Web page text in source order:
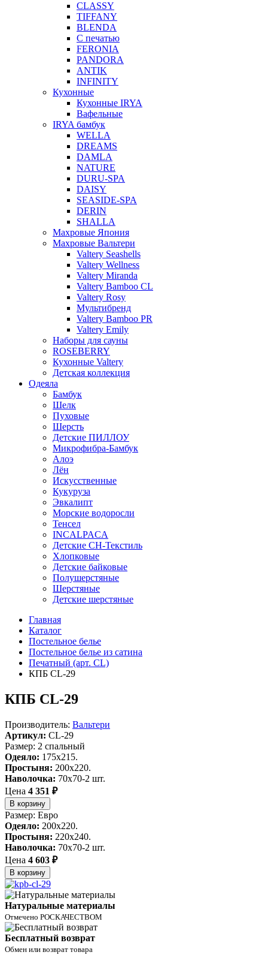
CLASSY
TIFFANY
BLENDA
С печатью
FERONIA
PANDORA
ANTIK
INFINITY
Кухонные
Кухонные IRYA
Вафельные
IRYA бамбук
WELLA
DREAMS
DAMLA
NATURE
DURU-SPA
DAISY
SEASIDE-SPA
DERIN
SHALLA
Махровые Япония
Махровые Вальтери
Valtery Seashells
Valtery Wellness
Valtery Miranda
Valtery Bamboo CL
Valtery Rosy
Мультибренд
Valtery Bamboo PR
Valtery Emily
Наборы для сауны
ROSEBERRY
Кухонные Valtery
Детская коллекция
Одеяла
Бамбук
Шелк
Пуховые
Шерсть
Детские ПИЛЛОУ
Микрофибра-Бамбук
Алоэ
Лён
Искусственные
Кукуруза
Эвкалипт
Морские водоросли
Тенсел
INCALPACA
Детские СН-Текстиль
Хлопковые
Детские байковые
Полушерстяные
Шерстяные
Детские шерстяные
Главная
Каталог
Постельное белье
Постельное белье из сатина
Печатный (арт. СL)
КПБ CL-29
КПБ CL-29
Производитель: Вальтери
Артикул: CL-29
Размер: 2 спальный
Одеяло: 175x215.
Простыня: 200x220.
Наволочка: 70x70-2 шт.
Цена 4 351 ₽
В корзину
Размер: Евро
Одеяло: 200x220.
Простыня: 220x240.
Наволочка: 70x70-2 шт.
Цена 4 603 ₽
В корзину
Натуральные материалы
Отмечено РОСКАЧЕСТВОМ
Бесплатный возврат
Обмен или возврат товара